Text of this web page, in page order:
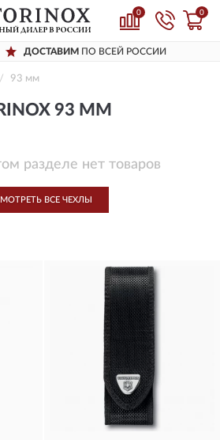
0 0
ДОСТАВИМПО ВСЕЙ РОССИИ
93 мм
93 ММ
разделе нет товаров
ВСЕ ЧЕХЛЫ